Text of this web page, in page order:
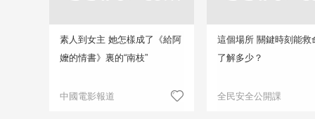
素人到女主 她怎樣成了《給阿
嬤的情書》裏的“南枝”
中國電影報道
這個場所 關鍵時刻能救
了解多少？
全民安全公開課